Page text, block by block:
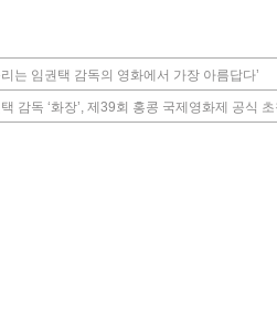
는 임권택 감독의 영화에서 가장 아름답다’
감독 ‘화장’, 제39회 홍콩 국제영화제 공식 초